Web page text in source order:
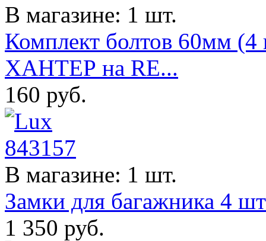
В магазине: 1 шт.
Комплект болтов 60мм
ХАНТЕР на RE...
160 руб.
В магазине: 1 шт.
Замки для багажника 4
1 350 руб.